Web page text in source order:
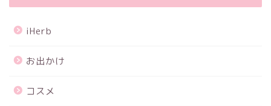
iHerb
お出かけ
コスメ